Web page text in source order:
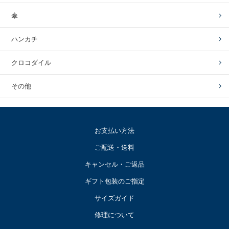
傘
ハンカチ
クロコダイル
その他
お支払い方法
ご配送・送料
キャンセル・ご返品
ギフト包装のご指定
サイズガイド
修理について